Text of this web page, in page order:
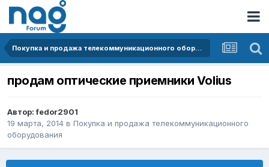
Покупка и продажа телекоммуникационного оборудования
продам оптические приемники Volius
Автор:fedor2901
19 марта, 2014 в Покупка и продажа телекоммуникационного
оборудования